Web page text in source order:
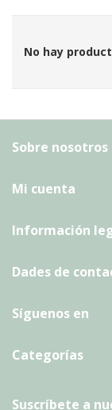
No hay
Sobre nosotros
Mi cuenta
Información
Dades de
Síguenos en
Categorías
Suscríbete a